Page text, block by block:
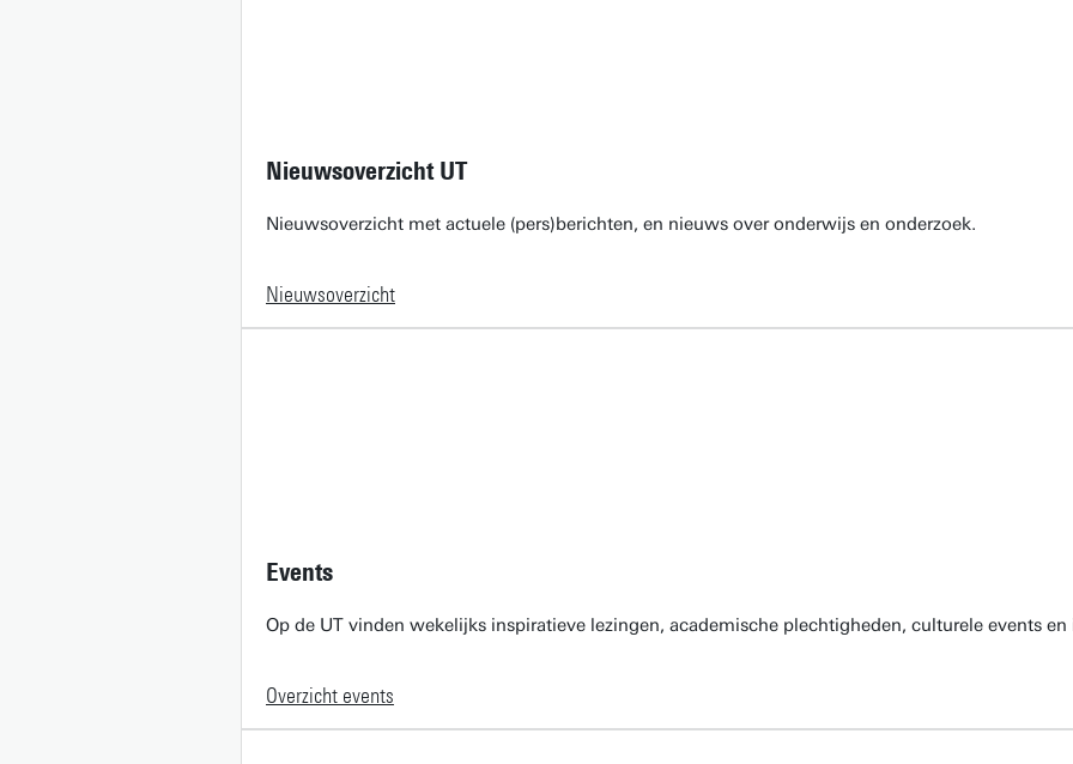
Nieuwsoverzicht UT
Nieuwsoverzicht met actuele (pers)berichten, en nieuws over onderwijs en onderzoek.
Nieuwsoverzicht
Events
Op de UT vinden wekelijks inspiratieve lezingen, academische plechtigheden, culturele events
Overzicht events